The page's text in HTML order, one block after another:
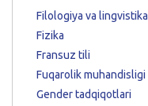
Filologiya va lingvistika
Fizika
Fransuz tili
Fuqarolik muhandisligi
Gender tadqiqotlari